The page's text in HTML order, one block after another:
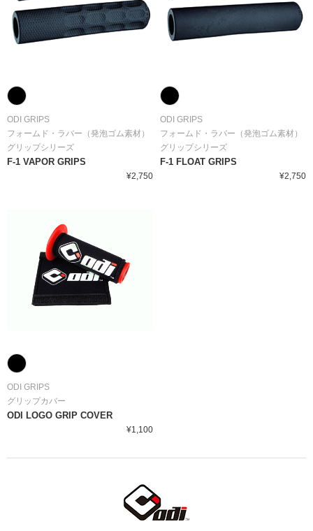
ODI GRIPS
フォームド・ラバー（発泡ゴム素材）
グリップシリーズ
F-1 VAPOR GRIPS
¥2,750
ODI GRIPS
フォームド・ラバー（発泡ゴム素材）
グリップシリーズ
F-1 FLOAT GRIPS
¥2,750
ODI GRIPS
グリップカバー
ODI LOGO GRIP COVER
¥1,100